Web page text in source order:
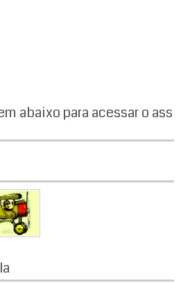
abaixo para acessar o ass